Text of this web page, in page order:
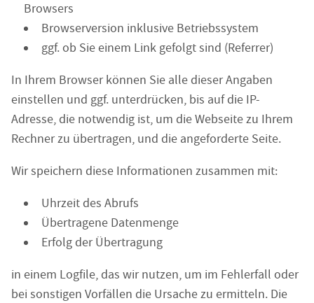
Browsers
Browserversion inklusive Betriebssystem
ggf. ob Sie einem Link gefolgt sind (Referrer)
In Ihrem Browser können Sie alle dieser Angaben
einstellen und ggf. unterdrücken, bis auf die IP-
Adresse, die notwendig ist, um die Webseite zu Ihrem
Rechner zu übertragen, und die angeforderte Seite.
Wir speichern diese Informationen zusammen mit:
Uhrzeit des Abrufs
Übertragene Datenmenge
Erfolg der Übertragung
in einem Logfile, das wir nutzen, um im Fehlerfall oder
bei sonstigen Vorfällen die Ursache zu ermitteln. Die